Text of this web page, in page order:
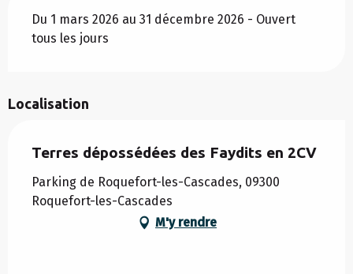
Du 1 mars 2026 au 31 décembre 2026 - Ouvert
tous les jours
Localisation
Terres dépossédées des Faydits en 2CV
Parking de Roquefort-les-Cascades, 09300
Roquefort-les-Cascades
M'y rendre